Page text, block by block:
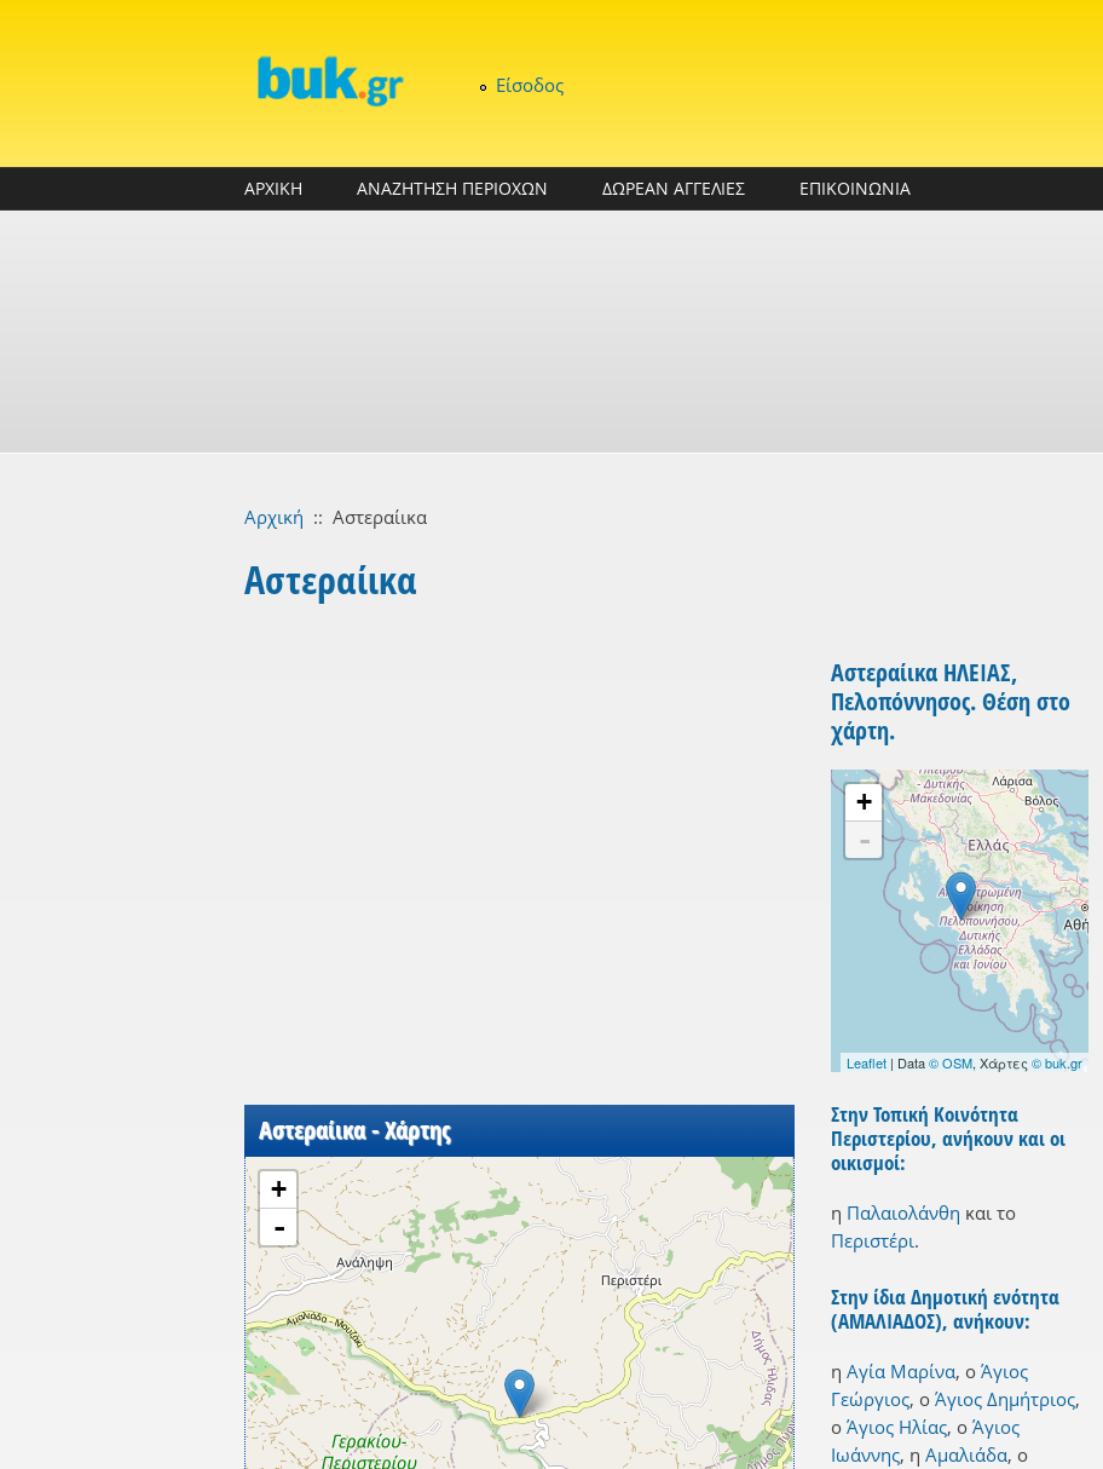
Είσοδος
ΑΡΧΙΚΗ ΑΝΑΖΗΤΗΣΗ ΠΕΡΙΟΧΩΝ ΔΩΡΕΑΝ ΑΓΓΕΛΙΕΣ ΕΠΙΚΟΙΝΩΝΙΑ
Αρχική :: Αστεραίικα
Αστεραίικα
Αστεραίικα - Χάρτης
+
-
Αστεραίικα ΗΛΕΙΑΣ,
Πελοπόννησος. Θέση στο
χάρτη.
+
-
Leaflet| Data© OSM, Χάρτες © buk.gr
Στην Τοπική Κοινότητα
Περιστερίου, ανήκουν και οι
οικισμοί:
η Παλαιολάνθη και το
Περιστέρι.
Στην ίδια Δημοτική ενότητα
(ΑΜΑΛΙΑΔΟΣ), ανήκουν:
η Αγία Μαρίνα, ο Άγιος
Γεώργιος, ο Άγιος Δημήτριος,
ο Άγιος Ηλίας, ο Άγιος
Ιωάννης, η Αμαλιάδα, ο